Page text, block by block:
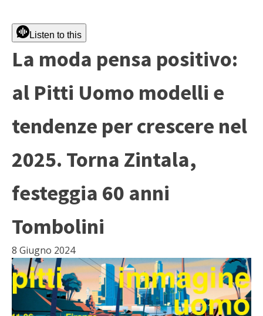
Listen to this
La moda pensa positivo:
al Pitti Uomo modelli e
tendenze per crescere nel
2025. Torna Zintala,
festeggia 60 anni
Tombolini
8 Giugno 2024